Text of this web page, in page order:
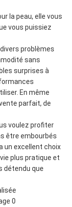
la peau, elle vous
vous puissiez
problèmes
sans
surprises à
En même
parfait, de
voulez profiter
être embourbés
un excellent choix
plus pratique et
détendu que